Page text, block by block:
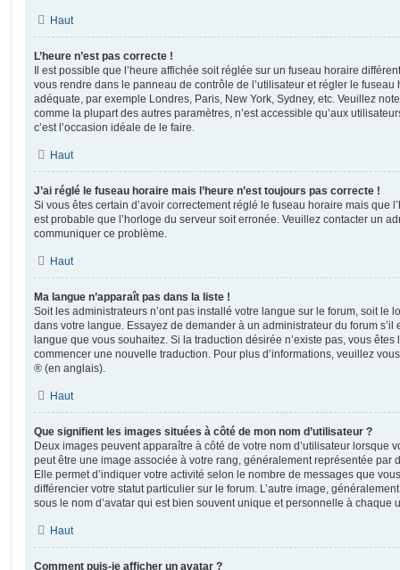
Haut
L’heure n’est pas correcte !
Il est possible que l’heure affichée soit réglée sur un fuseau horaire
vous rendre dans le panneau de contrôle de l’utilisateur et régler le
adéquate, par exemple Londres, Paris, New York, Sydney, etc. Veuillez
comme la plupart des autres paramètres, n’est accessible qu’aux
c’est l’occasion idéale de le faire.
Haut
J’ai réglé le fuseau horaire mais l’heure n’est toujours pas correcte !
Si vous êtes certain d’avoir correctement réglé le fuseau horaire mais que
est probable que l’horloge du serveur soit erronée. Veuillez contacter un
communiquer ce problème.
Haut
Ma langue n’apparaît pas dans la liste !
Soit les administrateurs n’ont pas installé votre langue sur le forum, soit le
dans votre langue. Essayez de demander à un administrateur du forum s’il
langue que vous souhaitez. Si la traduction désirée n’existe pas, vous
commencer une nouvelle traduction. Pour plus d’informations, veuillez
® (en anglais).
Haut
Que signifient les images situées à côté de mon nom d’utilisateur ?
Deux images peuvent apparaître à côté de votre nom d’utilisateur lorsque
peut être une image associée à votre rang, généralement représentée par
Elle permet d’indiquer votre activité selon le nombre de messages que
différencier votre statut particulier sur le forum. L’autre image,
sous le nom d’avatar qui est bien souvent unique et personnelle à chaque
Haut
Comment puis-je afficher un avatar ?